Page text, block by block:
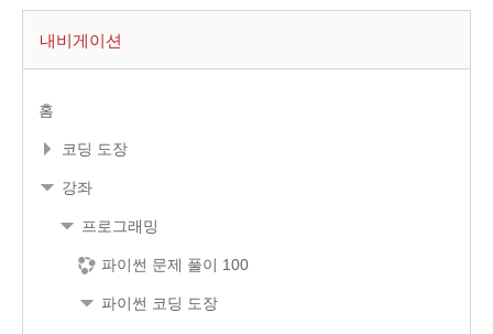
내비게이션
홈
코딩 도장
강좌
프로그래밍
파이썬 문제 풀이 100
파이썬 코딩 도장